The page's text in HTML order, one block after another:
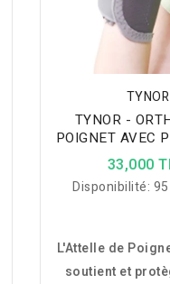
TYNOR
TYNOR -
POIGNET AVEC
33,000
Disponibilité:
L'Attelle de
soutient et